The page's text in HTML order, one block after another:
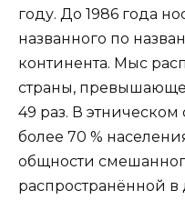
году. До 1986 года
названного по
континента. Мыс
страны,
49 раз. В этническом
более 70 %
общности
распространённой в